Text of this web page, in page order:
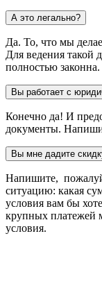
А это легально?
Да. То, что мы
Для ведения такой
полностью законна.
Вы работает с
Конечно да! И
документы.
Вы мне дадите
Напишите,
ситуацию: какая
условия вам бы
крупных платежей
условия.